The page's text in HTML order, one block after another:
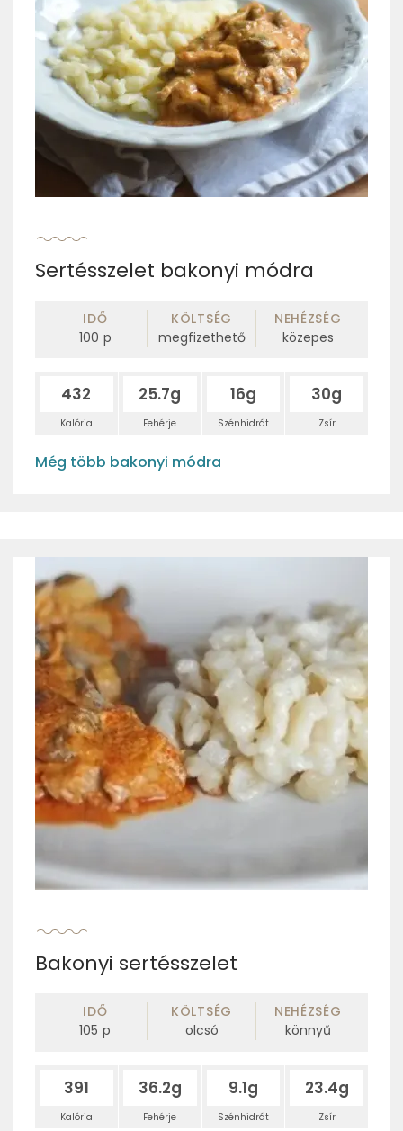
Sertésszelet bakonyi módra
IDŐ
100 p
KÖLTSÉG
megfizethető
NEHÉZSÉG
közepes
432
Kalória
25.7g
Fehérje
16g
Szénhidrát
30g
Zsír
Még több bakonyi módra
Bakonyi sertésszelet
IDŐ
105 p
KÖLTSÉG
olcsó
NEHÉZSÉG
könnyű
391
Kalória
36.2g
Fehérje
9.1g
Szénhidrát
23.4g
Zsír